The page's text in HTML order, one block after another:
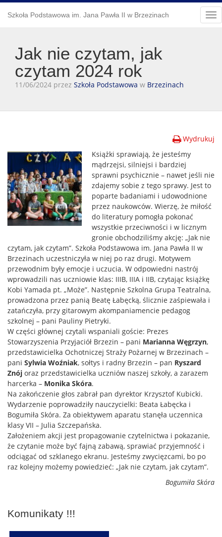
Szkoła Podstawowa im. Jana Pawła II w Brzezinach
Jak nie czytam, jak
czytam 2024 rok
11/06/2024 przez Szkoła Podstawowa w Brzezinach
Wydrukuj
Książki sprawiają, że jesteśmy
mądrzejsi, silniejsi i bardziej
sprawni psychicznie – nawet jeśli nie
zdajemy sobie z tego sprawy. Jest to
poparte badaniami i udowodnione
przez naukowców. Wierzę, że miłość
do literatury pomogła pokonać
wszystkie przeciwności i w licznym
gronie obchodziliśmy akcję: „Jak nie
czytam, jak czytam”. Szkoła Podstawowa im. Jana Pawła II w
Brzezinach uczestniczyła w niej po raz drugi. Motywem
przewodnim były emocje i uczucia. W odpowiedni nastrój
wprowadzili nas uczniowie klas: IIIB, IIIA i IIB, czytając książkę
Kobi Yamada pt. „Może”. Następnie Szkolna Grupa Teatralna,
prowadzona przez panią Beatę Łabęcką, ślicznie zaśpiewała i
zatańczyła, przy gitarowym akompaniamencie pedagog
szkolnej – pani Pauliny Pietryki.
W części głównej czytali wspaniali goście: Prezes
Stowarzyszenia Przyjaciół Brzezin – pani Marianna Węgrzyn,
przedstawicielka Ochotniczej Straży Pożarnej w Brzezinach –
pani Sylwia Woźniak, sołtys i radny Brzezin – pan Ryszard
Znój oraz przedstawicielka uczniów naszej szkoły, a zarazem
harcerka – Monika Skóra.
Na zakończenie głos zabrał pan dyrektor Krzysztof Kubicki.
Wydarzenie poprowadziły nauczycielki: Beata Łabęcka i
Bogumiła Skóra. Za obiektywem aparatu stanęła uczennica
klasy VII – Julia Szczepańska.
Założeniem akcji jest propagowanie czytelnictwa i pokazanie,
że czytanie może być fajną zabawą, sprawiać przyjemność i
odciągać od szklanego ekranu. Jesteśmy zwycięzcami, bo po
raz kolejny możemy powiedzieć: „Jak nie czytam, jak czytam”.
Bogumiła Skóra
Komunikaty !!!